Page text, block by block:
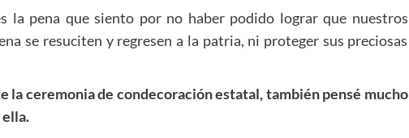
la pena que siento por no haber podido lograr que nuestros
se resuciten y regresen a la patria, ni proteger sus preciosas
la ceremonia de condecoración estatal, también pensé mucho